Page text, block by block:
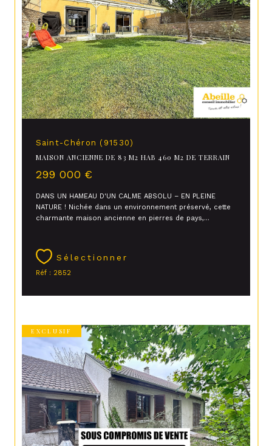
Saint-Chéron (91530)
MAISON ANCIENNE DE 83 M2 HAB 460 M2 DE TERRAIN
299 000 €
DANS UN HAMEAU D'UN CALME ABSOLU – EN PLEINE
NATURE ! Nichée dans un environnement préservé, cette
charmante maison ancienne en pierres de pays,...
Sélectionner
Réf : 2852
EXCLUSIF